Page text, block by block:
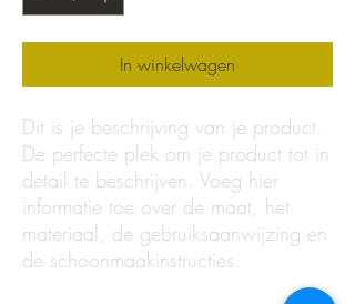
In winkelwagen
Dit is je beschrijving van je product.
De perfecte plek om je product tot in
detail te beschrijven. Voeg hier
informatie toe over de maat, het
materiaal, de gebruiksaanwijzing en
de schoonmaakinstructies.